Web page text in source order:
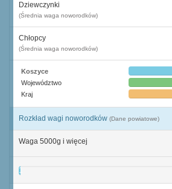
Dziewczynki
(Średnia waga noworodków)
Chłopcy
(Średnia waga noworodków)
Koszyce
Województwo
Kraj
Rozkład wagi noworodków (Dane powiatowe)
Waga 5000g i więcej
1